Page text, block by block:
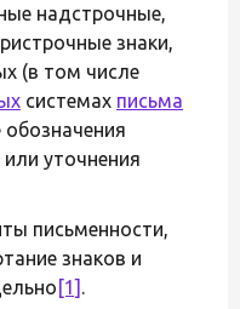
надстрочные,
знаки,
(в том числе
системах письма
уточнения
письменности,
знаков и
[1] .